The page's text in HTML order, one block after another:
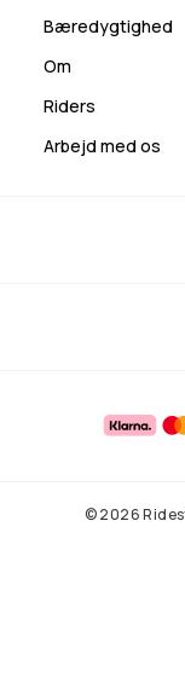
Bæredygtighed
Om
Riders
Arbejd med os
© 2026